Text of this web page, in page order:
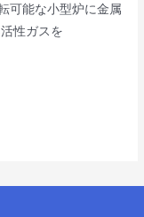
可能な小型炉に金属
性ガスを